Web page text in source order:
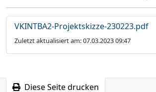
VKINTBA2-Projektskizze-230223.pdf
Zuletzt aktualisiert am: 07.03.2023 09:47
Diese Seite drucken